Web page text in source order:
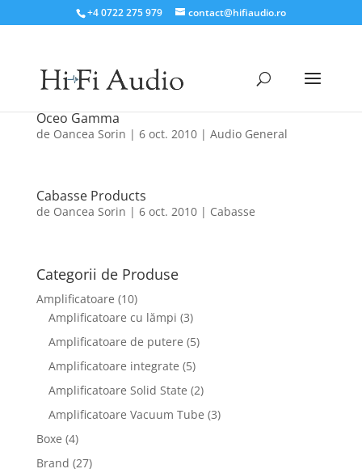
+4 0722 275 979 contact@hifiaudio.ro
Oceo Gamma
de Oancea Sorin | 6 oct. 2010| Audio General
Cabasse Products
de Oancea Sorin | 6 oct. 2010| Cabasse
Categorii de Produse
Amplificatoare (10)
Amplificatoare cu lămpi (3)
Amplificatoare de putere (5)
Amplificatoare integrate (5)
Amplificatoare Solid State (2)
Amplificatoare Vacuum Tube (3)
Boxe (4)
Brand (27)